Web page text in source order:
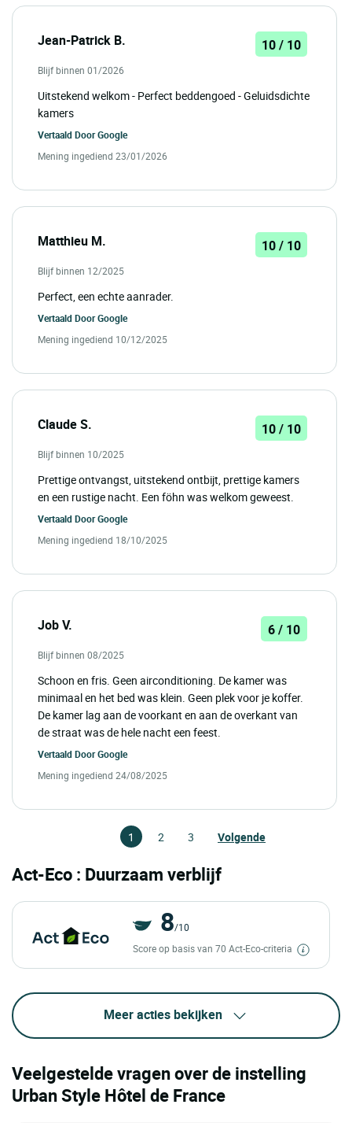
Jean-Patrick B. 10 / 10
Blijf binnen 01/2026
Uitstekend welkom - Perfect beddengoed - Geluidsdichte
kamers
Vertaald DoorGoogle
Mening ingediend 23/01/2026
Matthieu M. 10 / 10
Blijf binnen 12/2025
Perfect, een echte aanrader.
Vertaald DoorGoogle
Mening ingediend 10/12/2025
Claude S. 10 / 10
Blijf binnen 10/2025
Prettige ontvangst, uitstekend ontbijt, prettige kamers
en een rustige nacht. Een föhn was welkom geweest.
Vertaald DoorGoogle
Mening ingediend 18/10/2025
Job V. 6 / 10
Blijf binnen 08/2025
Schoon en fris. Geen airconditioning. De kamer was
minimaal en het bed was klein. Geen plek voor je koffer.
De kamer lag aan de voorkant en aan de overkant van
de straat was de hele nacht een feest.
Vertaald DoorGoogle
Mening ingediend 24/08/2025
1 2 3 Volgende
Act-Eco : Duurzaam verblijf
8/10
Score op basis van 70 Act-Eco-criteria
Meer acties bekijken
Veelgestelde vragen over de instelling
Urban Style Hôtel de France